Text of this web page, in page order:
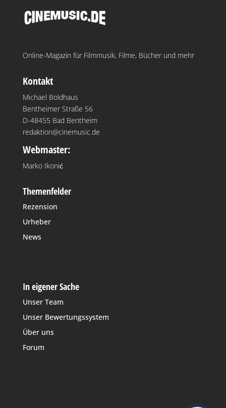
Online-Magazin für Filmmusik, Filme, Bücher und mehr
Kontakt
Michael Boldhaus
Bentheimer Straße 56
D-48455 Bad Bentheim
redaktion@cinemusic.de
Webmaster:
Marko Ikonić
Themenfelder
Rezension
Urheber
News
In eigener Sache
Unser Team
Unser Bewertungssystem
Über uns
Forum